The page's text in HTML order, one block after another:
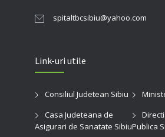
spitaltbcsibiu@yahoo.com
Link-uri utile
Consiliul Judetean Sibiu
Casa Judeteana de
Asigurari de Sanatate SibiuPublica